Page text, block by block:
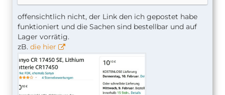
offensichtlich nicht, der Link den ich gepostet habe
funktioniert und die Sachen sind bestellbar und auf
Lager vorrätig.
zB. die hier